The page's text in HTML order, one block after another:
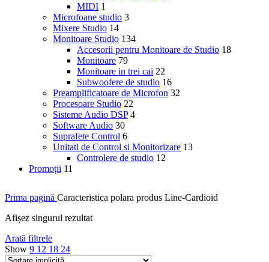
MIDI 1
Microfoane studio 3
Mixere Studio 14
Monitoare Studio 134
Accesorii pentru Monitoare de Studio 18
Monitoare 79
Monitoare in trei cai 22
Subwoofere de studio 16
Preamplificatoare de Microfon 32
Procesoare Studio 22
Sisteme Audio DSP 4
Software Audio 30
Suprafete Control 6
Unitati de Control si Monitorizare 13
Controlere de studio 12
Promoții 11
Prima pagină Caracteristica polara produs Line-Cardioid
Afișez singurul rezultat
Arată filtrele
Show 9 12 18 24